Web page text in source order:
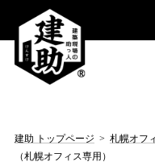
建助 トップページ > 札幌オフ
（札幌オフィス専用）